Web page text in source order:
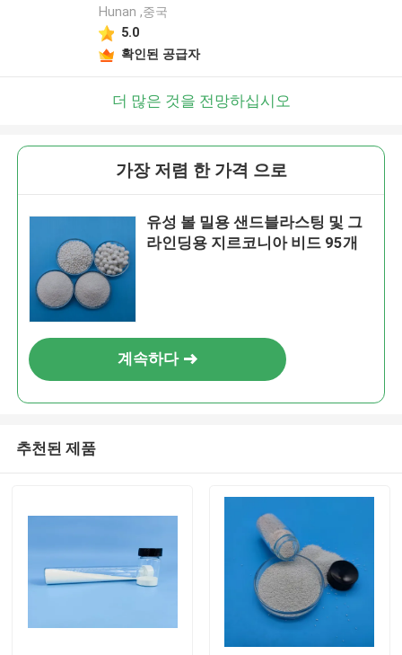
Hunan ,중국
5.0
확인된 공급자
더 많은 것을 전망하십시오
가장 저렴 한 가격 으로
유성 볼 밀용 샌드블라스팅 및 그
라인딩용 지르코니아 비드 95개
계속하다
추천된 제품